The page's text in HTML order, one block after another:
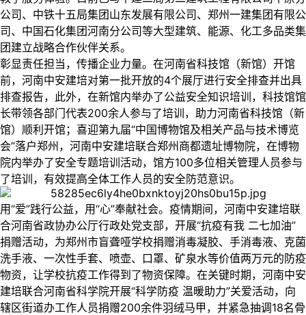
公司、中铁十五局集团山东发展有限公司、郑州一建集团有限公
司、中国石化集团河南分公司等大型建筑、能源、化工多品类集
团建立战略合作伙伴关系。
彰显责任担当，传播企业力量。在河南省科技馆（新馆）开馆
前，河南中安建培对第一批开放的4个展厅进行安全排查并出具
排查报告，此外，在新馆内举办了公益安全知识培训，科技馆馆
长带领各部门代表200余人参与了培训，助力河南省科技馆（新
馆）顺利开馆；喜迎第九届“中国博物馆及相关产品与技术博览
会”落户郑州，河南中安建培联合郑州商都遗址博物院，在博物
院内举办了安全专题培训活动，馆方100多位相关管理人员参与
了培训，有效提高全体工作人员的安全防范意识。
用“爱”践行公益，用“心”奉献社会。疫情期间，河南中安建培联
合河南省政协办公厅行政处党支部，开展“抗疫有我 二七加油”
捐赠活动，为郑州市盲聋哑学校捐赠消毒凝胶、手消毒液、克菌
洗手液、一次性手套、喷壶、口罩、矿泉水等价值两万元的防疫
物资，让学校抗疫工作得到了物资保障。在关键时期，河南中安
建培联合河南省科学院开展“科学防疫 温暖助力”关爱活动，向
辖区街道办工作人员捐赠200余件羽绒马甲，并紧急抽调18名骨